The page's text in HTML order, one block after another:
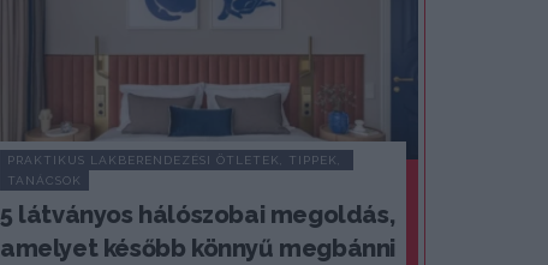
PRAKTIKUS LAKBERENDEZÉSI ÖTLETEK, TIPPEK,
TANÁCSOK
5 látványos hálószobai megoldás,
amelyet később könnyű megbánni